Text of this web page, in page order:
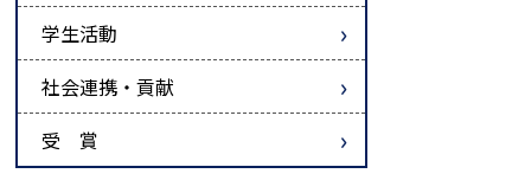
学生活動
社会連携・貢献
受 賞